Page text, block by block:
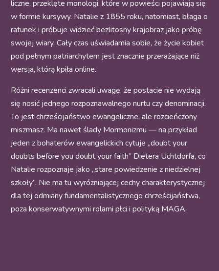
liczne, przeklęte monologi, które w powieści pojawiają się
w formie kursywy. Natalie z 1855 roku, natomiast, błaga o
ratunek i próbuje widzieć bezlitosny krajobraz jako próbę
swojej wiary. Cały czas uświadamia sobie, że życie kobiet
pod pełnym patriarchytem jest znacznie przerażające niż
wersja, którą kpiła online.
Różni recenzenci zwracali uwagę, że postacie nie wydają
się nosić jednego rozpoznawalnego nurtu czy denominacji.
To jest chrześcijaństwo ewangeliczne, ale rozcieńczony
miszmasz. Ma nawet ślady Mormonizmu — na przykład
jeden z bohaterów ewangelickich cytuje „doubt your
doubts before you doubt your faith” Dietera Uchtdorfa, co
Natalie rozpoznaje jako „stare powiedzenie z niedzielnej
szkoły”. Nie ma tu wyróżniającej cechy charakterystycznej
dla tej odmiany fundamentalistycznego chrześcijaństwa,
poza konserwatywnymi rolami płci i polityką MAGA.